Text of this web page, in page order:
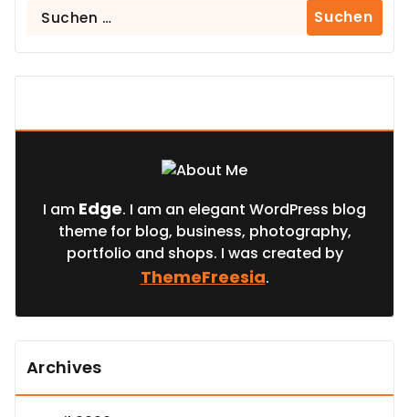
Suchen
I am Edge. I am an elegant WordPress blog
theme for blog, business, photography,
portfolio and shops. I was created by
ThemeFreesia.
Archives